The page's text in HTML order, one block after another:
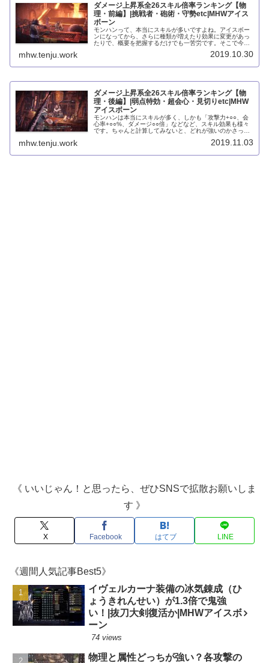
ダメージ上昇系全26スキル倍率ランキング【物
理・前編】|挑戦者・砲術・守勢etc|MHWアイス
ボーン
モンハンって、本当にスキルが多いですよね。アイスボー
ンになってから、さらに種類が増えたり効果に変更があっ
たりで、概要を把握するだけでも一苦労です。そこで今回
mhw.tenju.work 2019.10.30
ダメージ上昇系全26スキル倍率ランキング【物
理・後編】|弱点特効・超会心・見切りetc|MHW
アイスボーン
モンハンは本当にスキルが多く、しかも「攻撃力+○○、会
心率+○○%、ダメージ○○倍」などなど、スキル効果も様々
です。ちゃんと計算してみないと、どれが強いのかさっぱ
mhw.tenju.work 2019.11.03
《 いいじゃん！と思ったら、ぜひSNSで拡散お願いしま
す 》
X Facebook はてブ LINE
《週間人気記事Best5》
イヴェルカーナ装備の冰気錬成（ひ
ょうきれんせい）が1.3倍で鬼強
い！|抜刀大剣復活か|MHWアイスボ
ーン
74 views
物理と属性どっちが強い？各攻撃の